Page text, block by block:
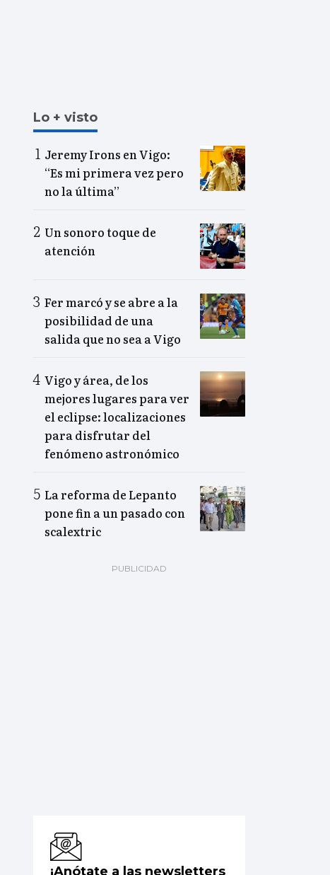
Lo + visto
Jeremy Irons en Vigo:
“Es mi primera vez pero
no la última”
Un sonoro toque de
atención
Fer marcó y se abre a la
posibilidad de una
salida que no sea a Vigo
Vigo y área, de los
mejores lugares para ver
el eclipse: localizaciones
para disfrutar del
fenómeno astronómico
La reforma de Lepanto
pone fin a un pasado con
scalextric
¡Anótate a las newsletters